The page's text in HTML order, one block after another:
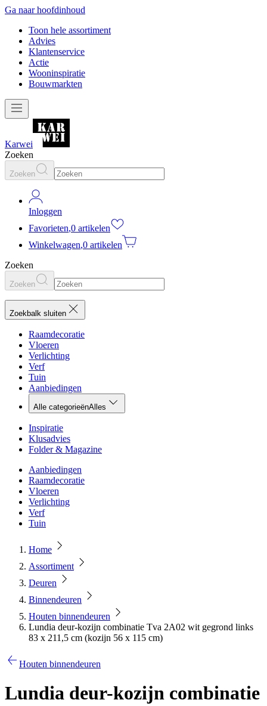
Ga naar hoofdinhoud
Toon hele assortiment
Advies
Klantenservice
Actie
Wooninspiratie
Bouwmarkten
Karwei
Zoeken
Zoeken
Inloggen
Favorieten,0 artikelen
Winkelwagen,0 artikelen
Zoeken
Zoeken
Zoekbalk sluiten
Raamdecoratie
Vloeren
Verlichting
Verf
Tuin
Aanbiedingen
Alle categorieënAlles
Inspiratie
Klusadvies
Folder & Magazine
Aanbiedingen
Raamdecoratie
Vloeren
Verlichting
Verf
Tuin
Home
Assortiment
Deuren
Binnendeuren
Houten binnendeuren
Lundia deur-kozijn combinatie Tva 2A02 wit gegrond links
83 x 211,5 cm (kozijn 56 x 115 cm)
Houten binnendeuren
Lundia deur-kozijn combinatie